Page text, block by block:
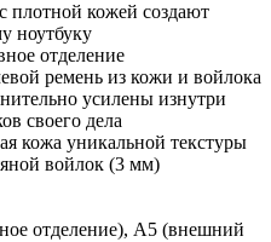
плотной кожей создают
ноутбуку
отделение
ремень из кожи и войлока
усилены изнутри
своего дела
кожа уникальной текстуры
войлок (3 мм)
отделение), А5 (внешний